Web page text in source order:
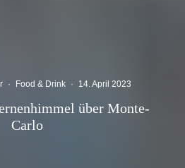
· Food & Drink · 14. April 2023
über Monte-
Carlo